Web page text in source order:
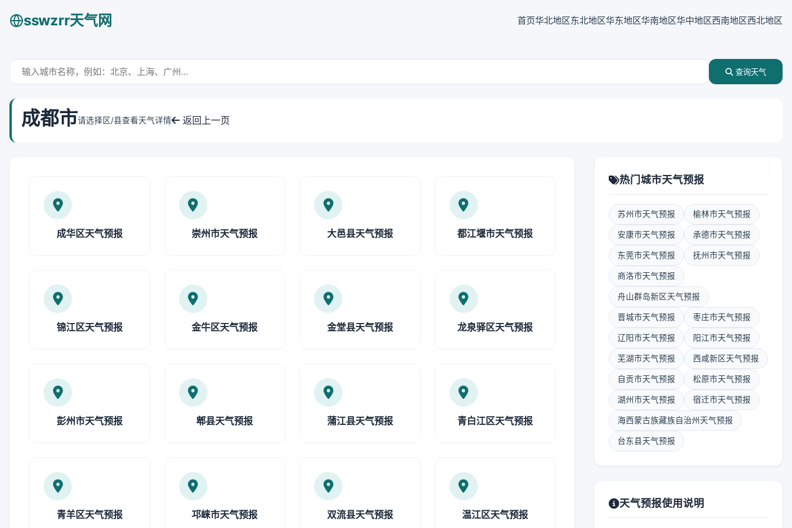
sswzrr天气网 首页华北地区东北地区华东地区华南地区华中地区西南地区西北地区
查询天气
成都市请选择区/县查看天气详情 返回上一页
成华区天气预报 崇州市天气预报 大邑县天气预报 都江堰市天气预报
锦江区天气预报 金牛区天气预报 金堂县天气预报 龙泉驿区天气预报
彭州市天气预报 郫县天气预报 蒲江县天气预报 青白江区天气预报
青羊区天气预报 邛崃市天气预报 双流县天气预报 温江区天气预报
热门城市天气预报
苏州市天气预报 榆林市天气预报
安康市天气预报 承德市天气预报
东莞市天气预报 抚州市天气预报
商洛市天气预报
舟山群岛新区天气预报
晋城市天气预报 枣庄市天气预报
辽阳市天气预报 阳江市天气预报
芜湖市天气预报 西咸新区天气预报
自贡市天气预报 松原市天气预报
湖州市天气预报 宿迁市天气预报
海西蒙古族藏族自治州天气预报
台东县天气预报
天气预报使用说明